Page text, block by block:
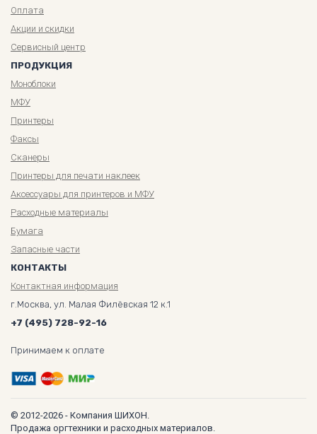
Оплата
Акции и скидки
Сервисный центр
ПРОДУКЦИЯ
Моноблоки
МФУ
Принтеры
Факсы
Сканеры
Принтеры для печати наклеек
Аксессуары для принтеров и МФУ
Расходные материалы
Бумага
Запасные части
КОНТАКТЫ
Контактная информация
г.Москва, ул. Малая Филёвская 12 к.1
+7 (495) 728-92-16
Принимаем к оплате
© 2012-2026 - Компания ШИХОН.
Продажа оргтехники и расходных материалов.